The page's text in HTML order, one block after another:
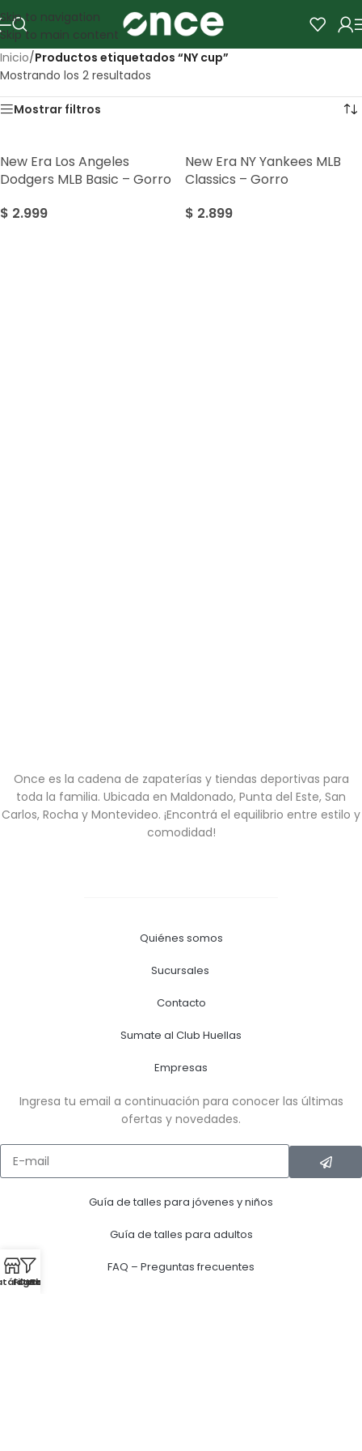
Skip to navigation
Skip to main content
Inicio/Productos etiquetados “NY cup”
Mostrando los 2 resultados
Mostrar filtros
New Era Los Angeles
Dodgers MLB Basic – Gorro
$ 2.999
New Era NY Yankees MLB
Classics – Gorro
$ 2.899
Once es la cadena de zapaterías y tiendas deportivas para
toda la familia. Ubicada en Maldonado, Punta del Este, San
Carlos, Rocha y Montevideo. ¡Encontrá el equilibrio entre estilo y
comodidad!
Quiénes somos
Sucursales
Contacto
Sumate al Club Huellas
Empresas
Ingresa tu email a continuación para conocer las últimas
ofertas y novedades.
Guía de talles para jóvenes y niños
Guía de talles para adultos
FAQ – Preguntas frecuentes
Filtros
Sale
Categorias
Whatsapp